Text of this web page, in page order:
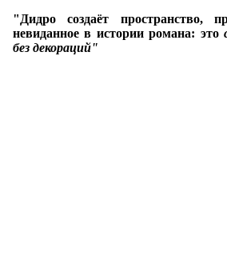
"Дидро создаёт пространство,
невиданное в истории романа: это
без декораций"